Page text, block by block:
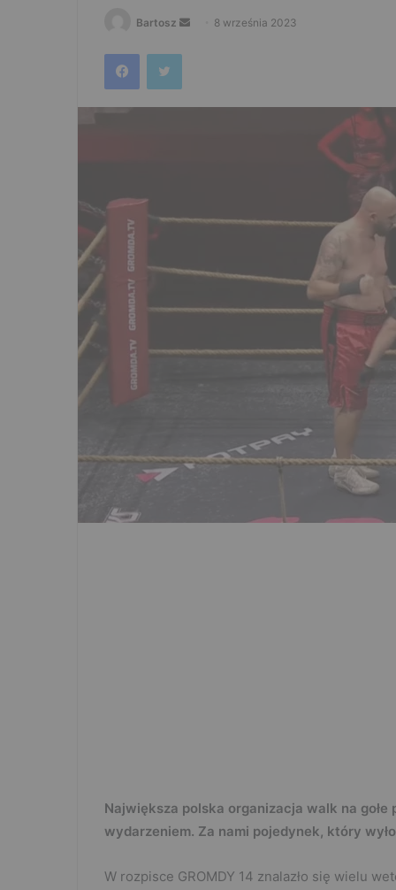
Bartosz
Send 8 września 2023
FacebookTwitter
Największa polska organizacja walk na
wydarzeniem. Za nami pojedynek, który
W rozpisce GROMDY 14 znalazło się wielu